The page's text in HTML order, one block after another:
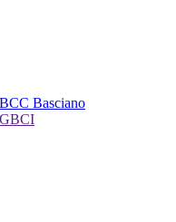
Basciano